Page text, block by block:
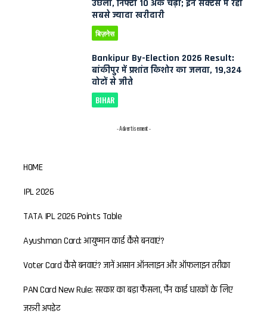
उछला, निफ्टी 10 अंक चढ़ा; इन सेक्टर्स में रही
सबसे ज्यादा खरीदारी
बिज़नेस
Bankipur By-Election 2026 Result:
बांकीपुर में प्रशांत किशोर का जलवा, 19,324
वोटों से जीते
BIHAR
- Advertisement -
HOME
IPL 2026
TATA IPL 2026 Points Table
Ayushman Card: आयुष्मान कार्ड कैसे बनवाएं?
Voter Card कैसे बनवाएं? जानें आसान ऑनलाइन और ऑफलाइन तरीका
PAN Card New Rule: सरकार का बड़ा फैसला, पैन कार्ड धारकों के लिए
जरूरी अपडेट